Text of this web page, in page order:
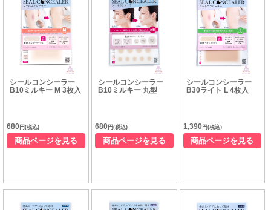
シールコンシーラー
B10ミルキー M 3枚入
680 円(税込)
商品ページを見る
シールコンシーラー
B10ミルキー 丸型
680円(税込)
商品ページを見る
シールコンシーラー
B30ライト L 4枚入
1,390円(税込)
商品ページを見る